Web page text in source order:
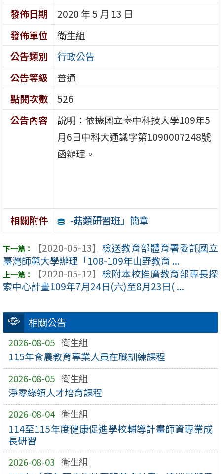
相關公告
2026-08-05 衛生組
115年食農教育專業人員在職訓練課程
2026-08-05 衛生組
淨零綠領人才培育課程
2026-08-04 衛生組
114至115年度健康促進學校輔導計畫師資專業成
長研習
2026-08-03 衛生組
發佈日期
2020 年 5 月 13 日
發佈單位
衛生組
公告類別
行政公告
公告等級
普通
點閱次數
526
公告內容
說明：依據國立臺中科技大學109年5
月6日中科大通識字第1090007248號
函辦理。
相關附件 -菇類研習班」簡章
【2020-05-13】 檢送教育部體育署委託國立
臺灣師範大學辦理「108-109年山野教育 ...
【2020-05-12】 檢附本校推廣教育部專長探
索中心計畫109年7月24日(六)至8月23日( ...